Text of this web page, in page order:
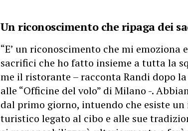
Un riconoscimento che ripaga dei
“E’ un riconoscimento che mi
sacrifici che ho fatto insieme a tutta la
me il ristorante – racconta Randi dopo
alle “Officine del volo” di Milano -.
dal primo giorno, intuendo che esiste
turistico legato al cibo e alle sue